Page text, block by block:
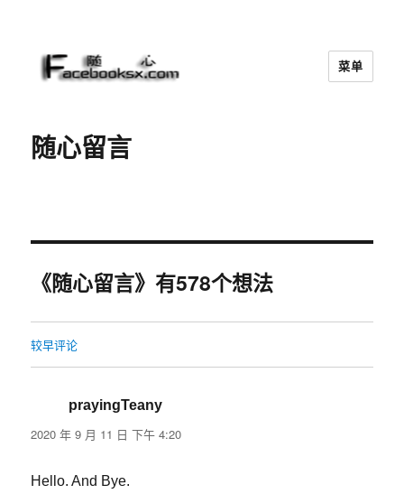
菜单
随心留言
《随心留言》有578个想法
评
航
较早评论
prayingTeany
道：
2020 年 9 月 11 日 下午 4:20
Hello. And Bye.